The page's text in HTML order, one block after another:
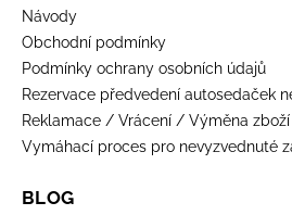
Návody
Obchodní podmínky
Podmínky ochrany osobních údajů
Rezervace předvedení autosedaček
Reklamace / Vrácení / Výměna zboží
Vymáhací proces pro nevyzvednuté
BLOG